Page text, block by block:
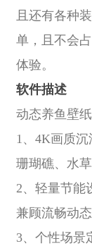
且还有各种
单，且不会
体验。
软件描述
动态养鱼壁
1、4K画质沉
珊瑚礁、水
2、轻量节能
兼顾流畅动
3、个性场景